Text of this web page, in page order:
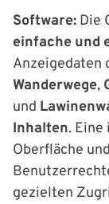
Software: Die
einfache und
Anzeigedaten
Wanderwege,
und
Inhalten.
Oberfläche
gezielten